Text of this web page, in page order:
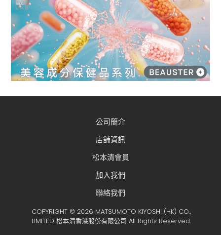
公司簡介
店舖資訊
松本清會員
加入我們
聯絡我們
COPYRIGHT © 2026 MATSUMOTO KIYOSHI (HK) CO.,
LIMITED 松本清香港股份有限公司 All Rights Reserved.